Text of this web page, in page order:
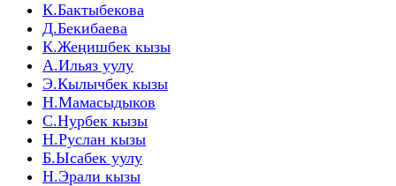
К.Бактыбекова
Д.Бекибаева
К.Жеңишбек кызы
А.Ильяз уулу
Э.Кылычбек кызы
Н.Мамасыдыков
С.Нурбек кызы
Н.Руслан кызы
Б.Ысабек уулу
Н.Эрали кызы